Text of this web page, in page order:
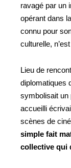
ravagé par un
opérant dans
connu pour
culturelle,
Lieu de
diplomatiques
symbolisait un
accueilli
scènes de
simple fait
collective qui